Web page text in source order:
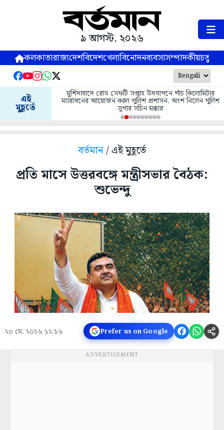
৯ আগস্ট, ২০২৬
কলকাতারাজ্যদেশবিদেশখেলাবিনোদনব্যবসাসম্পাদকীয়
এই
মুহূর্তে
মুর্শিদাবাদে রোড সেফটি সপ্তাহ উদযাপনে পাঁচ কিলোমিটার
ম্যারাথনের আয়োজন করল পুলিশ প্রশাসন, অংশ নিলেন পুলিশ
সুপার সচিন মক্কার
বর্তমান/ এই মুহূর্তে
প্রতি মাসে উত্তরবঙ্গে মন্ত্রীসভার বৈঠক:
শুভেন্দু
২০ মে, ২০২৬ ১২:১৬ Prefer us on Google
ADVERTISEMENT